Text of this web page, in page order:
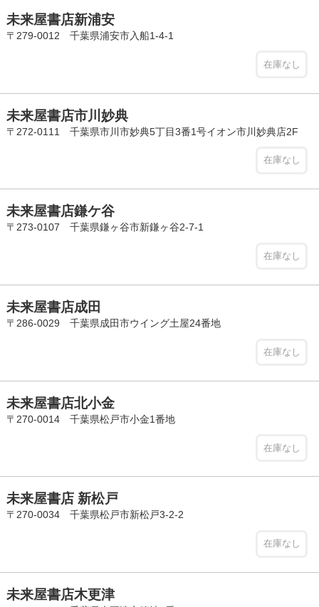
未来屋書店新浦安
〒279-0012 千葉県浦安市入船1-4-1
在庫なし
未来屋書店市川妙典
〒272-0111 千葉県市川市妙典5丁目3番1号イオン市川妙典店2F
在庫なし
未来屋書店鎌ケ谷
〒273-0107 千葉県鎌ヶ谷市新鎌ヶ谷2-7-1
在庫なし
未来屋書店成田
〒286-0029 千葉県成田市ウイング土屋24番地
在庫なし
未来屋書店北小金
〒270-0014 千葉県松戸市小金1番地
在庫なし
未来屋書店 新松戸
〒270-0034 千葉県松戸市新松戸3-2-2
在庫なし
未来屋書店木更津